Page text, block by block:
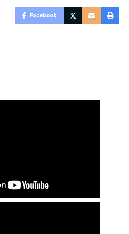
Facebook